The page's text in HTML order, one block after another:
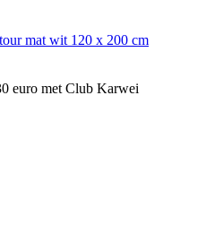
mat wit 120 x 200 cm
euro met Club Karwei